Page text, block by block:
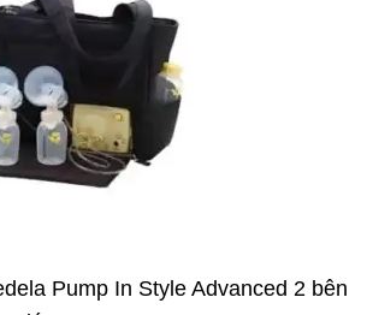
Pump In Style Advanced 2 bên